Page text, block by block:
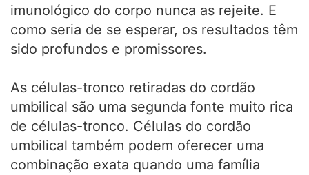
imunológico do corpo nunca as rejeite. E
como seria de se esperar, os resultados têm
sido profundos e promissores.
As células-tronco retiradas do cordão
umbilical são uma segunda fonte muito rica
de células-tronco. Células do cordão
umbilical também podem oferecer uma
combinação exata quando uma família